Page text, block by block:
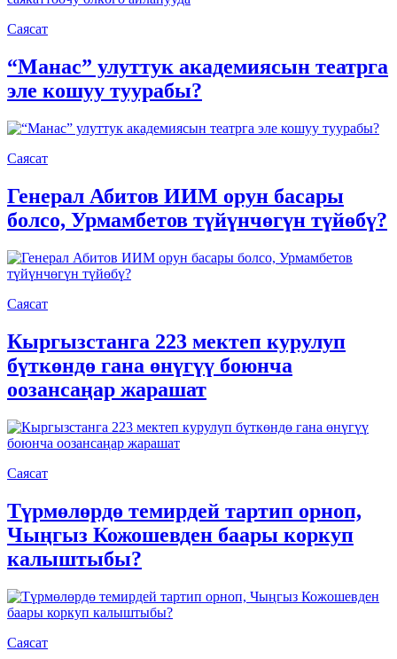
Саясат
“Манас” улуттук академиясын театрга
эле кошуу туурабы?
Саясат
Генерал Абитов ИИМ орун басары
болсо, Урмамбетов түйүнчөгүн түйөбү?
Саясат
Кыргызстанга 223 мектеп курулуп
бүткөндө гана өнүгүү боюнча
оозансаңар жарашат
Саясат
Түрмөлөрдө темирдей тартип орноп,
Чыңгыз Кожошевден баары коркуп
калыштыбы?
Саясат